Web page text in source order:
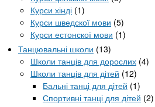
Курси хінді (1)
Курси шведскої мови (5)
Курси естонскої мови (1)
Танцювальні школи (13)
Школи танців для дорослих (4)
Школи танців для дітей (12)
Бальні танці для дітей (1)
Спортивні танці для дітей (2)